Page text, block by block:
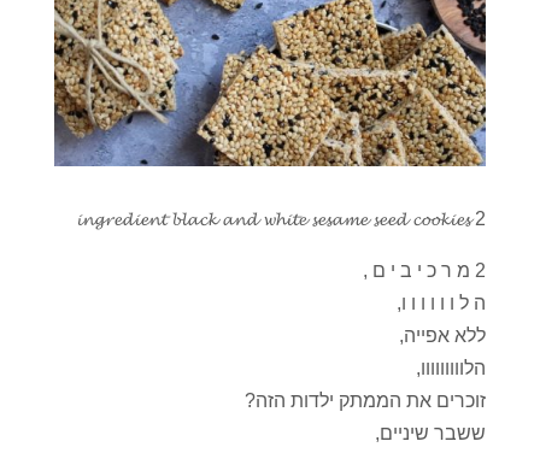
2 𝓲𝓷𝓰𝓻𝓮𝓭𝓲𝓮𝓷𝓽 𝓫𝓵𝓪𝓬𝓴 𝓪𝓷𝓭 𝔀𝓱𝓲𝓽𝓮 𝓼𝓮𝓼𝓪𝓶𝓮 𝓼𝓮𝓮𝓭 𝓬𝓸𝓸𝓴𝓲𝓮𝓼
2 מ ר כ י ב י ם ,
ה ל ו ו ו ו ו ו,
ללא אפייה,
הלווווווווו,
זוכרים את הממתק ילדות הזה?
ששבר שיניים,